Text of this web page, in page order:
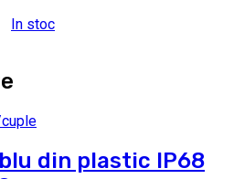
In stoc
din plastic IP68